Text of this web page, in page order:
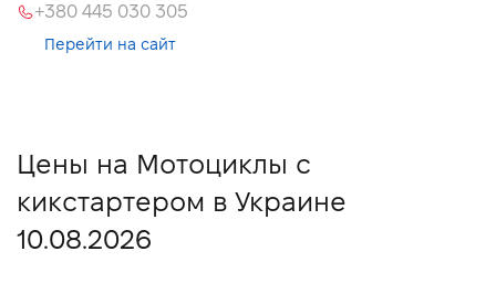
+380 445 030 305
Перейти на сайт
Цены на Мотоциклы с
кикстартером в Украине
10.08.2026